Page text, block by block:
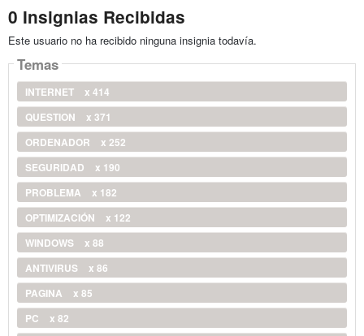
0 Insignias Recibidas
Este usuario no ha recibido ninguna insignia todavía.
Temas
INTERNET
x 414
QUESTION
x 371
ORDENADOR
x 252
SEGURIDAD
x 190
PROBLEMA
x 182
OPTIMIZACIÓN
x 122
WINDOWS
x 88
ANTIVIRUS
x 86
PAGINA
x 85
PC
x 82